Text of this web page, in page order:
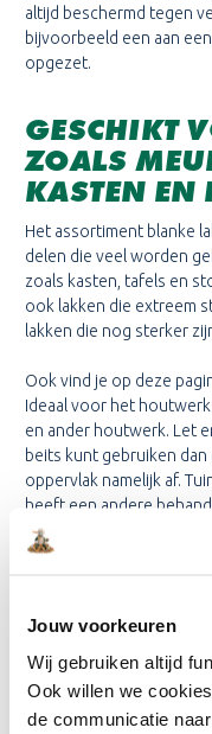
Jouw voorkeuren
Wij gebruiken altijd
Ook willen we
de communicatie
altijd beschermd tegen
bijvoorbeeld een aan
opgezet.
GESCHIKT
ZOALS
KASTEN
Het assortiment blanke
delen die veel worden
zoals kasten, tafels en
ook lakken die extreem
lakken die nog sterker
Ook vind je op deze
Ideaal voor het
en ander houtwerk. Let
beits kunt gebruiken dan
oppervlak namelijk af.
heeft een andere
KOPEN
Glanzende blanke lak
Onlineverf.nl. Altijd
ons het beste advies.